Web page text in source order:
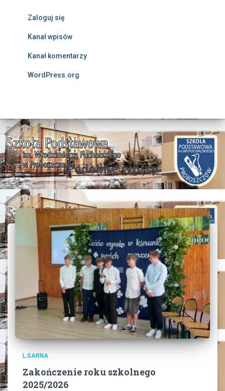
Zaloguj się
Kanał wpisów
Kanał komentarzy
WordPress.org
Podobne wpisy
L.SARNA
Zakończenie roku szkolnego
2025/2026